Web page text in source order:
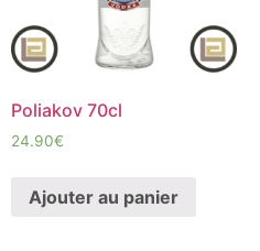
Poliakov 70cl
24.90€
Ajouter au panier